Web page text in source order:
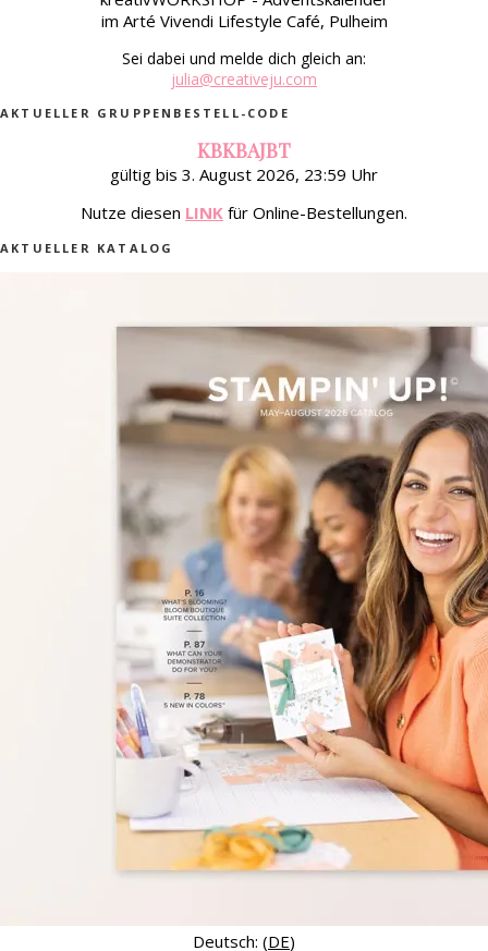
im Arté Vivendi Lifestyle Café, Pulheim
Sei dabei und melde dich gleich an:
julia@creativeju.com
AKTUELLER GRUPPENBESTELL-CODE
KBKBAJBT
gültig bis 3. August 2026, 23:59 Uhr
Nutze diesen LINK für Online-Bestellungen.
AKTUELLER KATALOG
Deutsch: (DE)